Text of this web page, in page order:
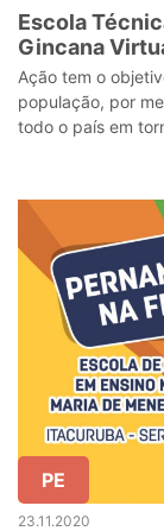
Escola
Gincana
Nacional de
Ação tem o
população, por
todo o país em
PE
23.11.2020